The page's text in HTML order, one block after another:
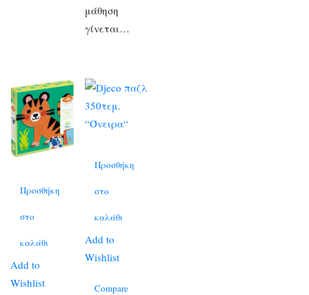
μάθηση
γίνεται…
Προσθήκη
στο
καλάθι
Add to
Wishlist
Προσθήκη
στο
καλάθι
Add to
Wishlist
Compare